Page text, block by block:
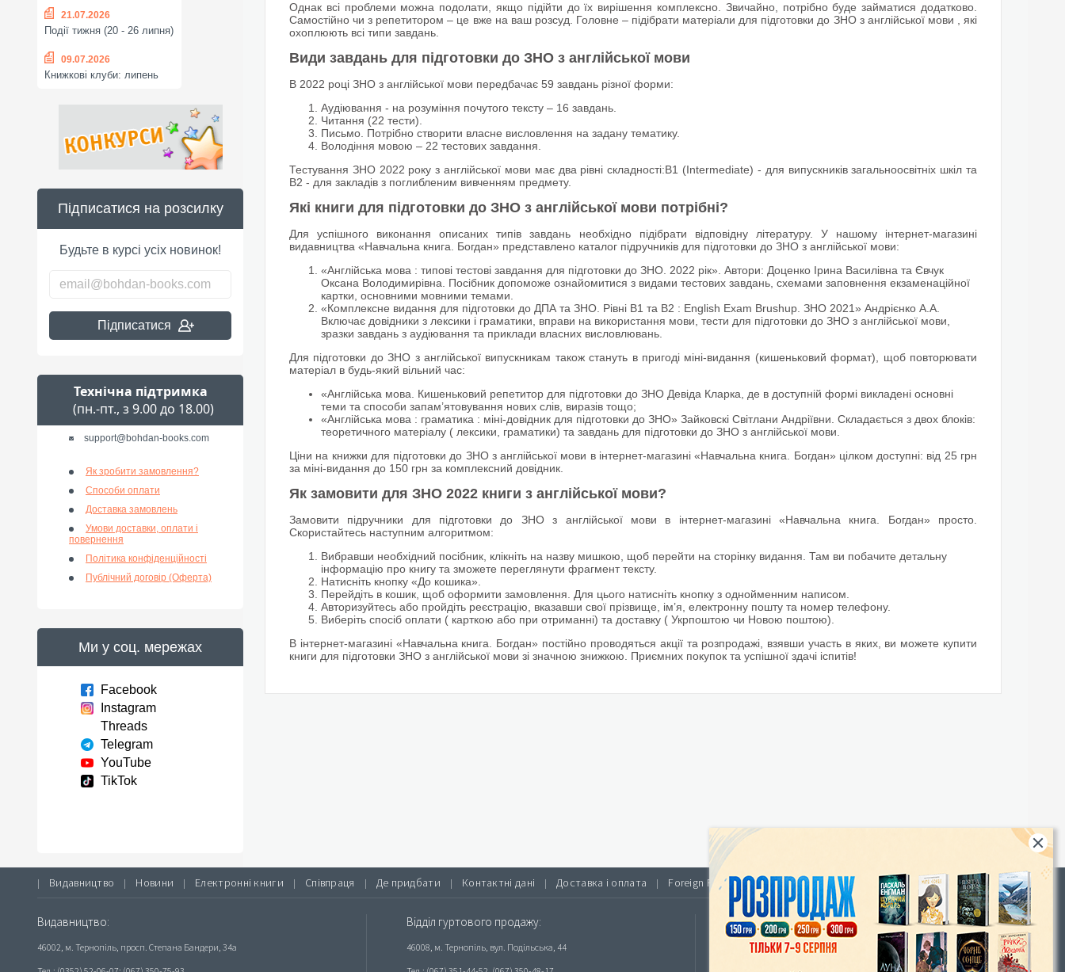
21.07.2026
Події тижня (20 - 26 липня)
09.07.2026
Книжкові клуби: липень
Підписатися на розсилку
Будьте в курсі усіх новинок!
Підписатися
Технічна підтримка
(пн.-пт., з 9.00 до 18.00)
support@bohdan-books.com
Як зробити замовлення?
Способи оплати
Доставка замовлень
Умови доставки, оплати і
повернення
Політика конфіденційності
Публічний договір (Оферта)
Ми у соц. мережах
Facebook
Instagram
Threads
Telegram
YouTube
TikTok
Однак всі проблеми можна подолати, якщо підійти до їх вирішення комплексно. Звичайно, потрібно буде займатися додатково.
Самостійно чи з репетитором – це вже на ваш розсуд. Головне – підібрати матеріали для підготовки до ЗНО з англійської мови , які
охоплюють всі типи завдань.
Види завдань для підготовки до ЗНО з англійської мови
В 2022 році ЗНО з англійської мови передбачає 59 завдань різної форми:
Аудіювання - на розуміння почутого тексту – 16 завдань.
Читання (22 тести).
Письмо. Потрібно створити власне висловлення на задану тематику.
Володіння мовою – 22 тестових завдання.
Тестування ЗНО 2022 року з англійської мови має два рівні складності:В1 (Intermediate) - для випускників загальноосвітніх шкіл та
В2 - для закладів з поглибленим вивченням предмету.
Які книги для підготовки до ЗНО з англійської мови потрібні?
Для успішного виконання описаних типів завдань необхідно підібрати відповідну літературу. У нашому інтернет-магазині
видавництва «Навчальна книга. Богдан» представлено каталог підручників для підготовки до ЗНО з англійської мови:
«Англійська мова : типові тестові завдання для підготовки до ЗНО. 2022 рік». Автори: Доценко Ірина Василівна та Євчук
Оксана Володимирівна. Посібник допоможе ознайомитися з видами тестових завдань, схемами заповнення екзаменаційної
картки, основними мовними темами.
«Комплексне видання для підготовки до ДПА та ЗНО. Рівні В1 та В2 : English Exam Brushup. ЗНО 2021» Андрієнко А.А.
Включає довідники з лексики і граматики, вправи на використання мови, тести для підготовки до ЗНО з англійської мови,
зразки завдань з аудіювання та приклади власних висловлювань.
Для підготовки до ЗНО з англійської випускникам також стануть в пригоді міні-видання (кишеньковий формат), щоб повторювати
матеріал в будь-який вільний час:
«Англійська мова. Кишеньковий репетитор для підготовки до ЗНО Девіда Кларка, де в доступній формі викладені основні
теми та способи запам’ятовування нових слів, виразів тощо;
«Англійська мова : граматика : міні-довідник для підготовки до ЗНО» Зайковскі Світлани Андріївни. Складається з двох блоків:
теоретичного матеріалу ( лексики, граматики) та завдань для підготовки до ЗНО з англійської мови.
Ціни на книжки для підготовки до ЗНО з англійської мови в інтернет-магазині «Навчальна книга. Богдан» цілком доступні: від 25 грн
за міні-видання до 150 грн за комплексний довідник.
Як замовити для ЗНО 2022 книги з англійської мови?
Замовити підручники для підготовки до ЗНО з англійської мови в інтернет-магазині «Навчальна книга. Богдан» просто.
Скористайтесь наступним алгоритмом:
Вибравши необхідний посібник, клікніть на назву мишкою, щоб перейти на сторінку видання. Там ви побачите детальну
інформацію про книгу та зможете переглянути фрагмент тексту.
Натисніть кнопку «До кошика».
Перейдіть в кошик, щоб оформити замовлення. Для цього натисніть кнопку з однойменним написом.
Авторизуйтесь або пройдіть реєстрацію, вказавши свої прізвище, ім’я, електронну пошту та номер телефону.
Виберіть спосіб оплати ( карткою або при отриманні) та доставку ( Укрпоштою чи Новою поштою).
В інтернет-магазині «Навчальна книга. Богдан» постійно проводяться акції та розпродажі, взявши участь в яких, ви можете купити
книги для підготовки ЗНО з англійської мови зі значною знижкою. Приємних покупок та успішної здачі іспитів!
| Видавництво | Новини | Електронні книги | Співпраця | Де придбати | Контактні дані | Доставка і оплата | Foreign Rights |
Видавництво:
46002, м. Тернопіль, просп. Степана Бандери, 34а
Відділ гуртового продажу:
46008, м. Тернопіль, вул. Подільська, 44
Інтернет-магазин «Видавництво Богдан»:
46018, м. Тернопіль, А/С 529